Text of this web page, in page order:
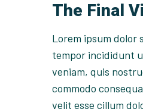
The Final
Lorem ipsum dolor
tempor incididunt
veniam, quis
commodo
velit esse cillum